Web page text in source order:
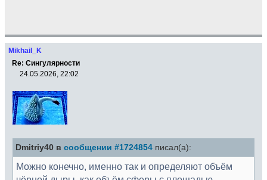
Mikhail_K
Re: Сингулярности
24.05.2026, 22:02
Dmitriy40 в сообщении #1724854 писал(а):
Можно конечно, именно так и определяют объём